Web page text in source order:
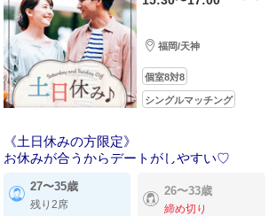
福岡/天神
個室8対8
シングルマッチング
《土日休みの方限定》
お休みが合うからデートがしやすい♡
27〜35歳
残り2席
26〜33歳
締め切り